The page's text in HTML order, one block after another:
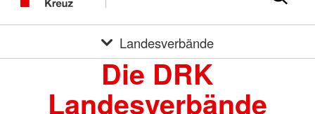
Landesverbände
Die DRK
Landesverbände